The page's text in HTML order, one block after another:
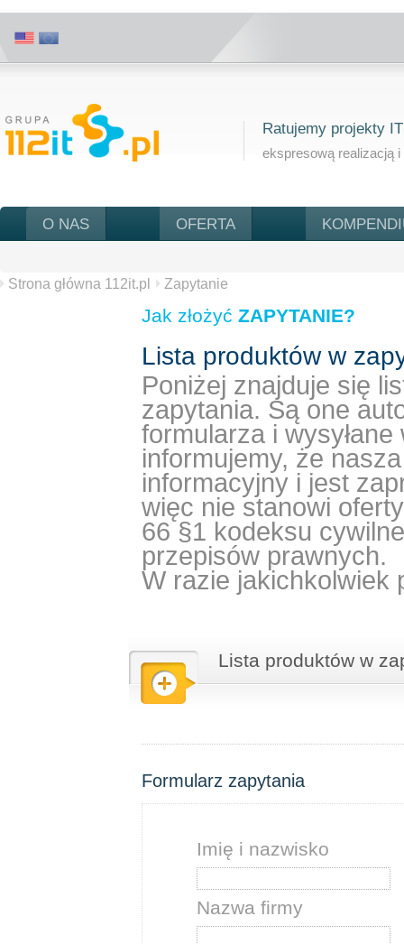
Ratujemy projekty IT
ekspresową realizacją i
O NAS OFERTA
Strona główna 112it.pl Zapytanie
Jak złożyć ZAPYTANIE?
Lista produktów w
Poniżej znajduje się
zapytania. Są one
formularza i
informujemy, że
informacyjny i jest
więc nie stanowi
66 §1 kodeksu
przepisów prawnych.
W razie jakichkolwiek
Lista produktów w
Formularz zapytania
Imię i nazwisko
Nazwa firmy